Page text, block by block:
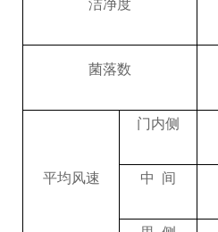
洁净度
菌落数
平均风速
门内侧
中 间